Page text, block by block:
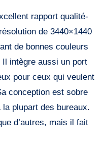
rapport qualité-
de 3440×1440
de bonnes couleurs
intègre aussi un port
pour ceux qui veulent
conception est sobre
plupart des bureaux.
d’autres, mais il fait